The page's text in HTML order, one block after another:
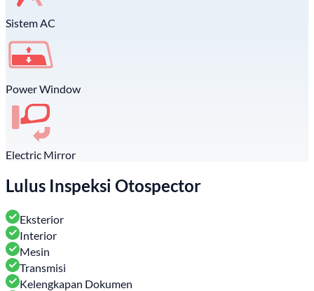
Sistem AC
Power Window
Electric Mirror
Lulus Inspeksi Otospector
Eksterior
Interior
Mesin
Transmisi
Kelengkapan Dokumen